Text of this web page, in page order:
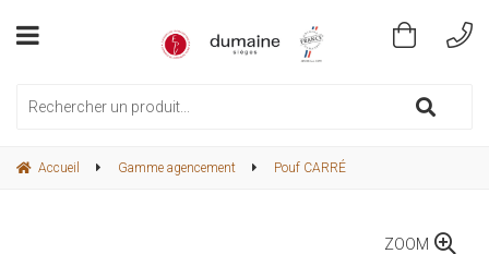
Accueil Gamme agencement Pouf CARRÉ
ZOOM